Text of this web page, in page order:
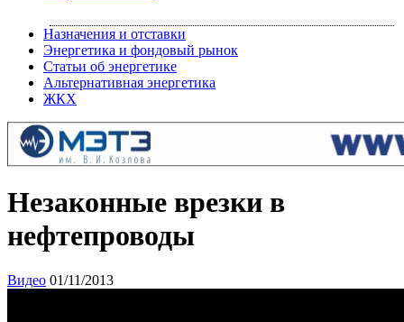
Назначения и отставки
Энергетика и фондовый рынок
Статьи об энергетике
Альтернативная энергетика
ЖКХ
Незаконные врезки в
нефтепроводы
Видео 01/11/2013